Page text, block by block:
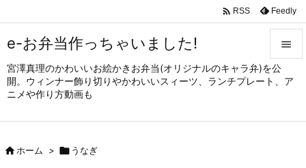
e-お弁当作っちゃいました!
宮澤真理のかわいいお絵かきお弁当(オリジナルのキャラ弁)を公
開。ウィンナー飾り切りやかわいいスィーツ、ランチプレート、ア
ニメや作り方動画も


メニュ
サイド
 RSS Feedly
ホーム >  うなぎ